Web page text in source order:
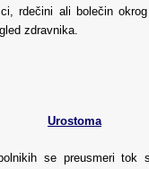
rdečini ali bolečin
zdravnika.
Urostoma
se preusmeri